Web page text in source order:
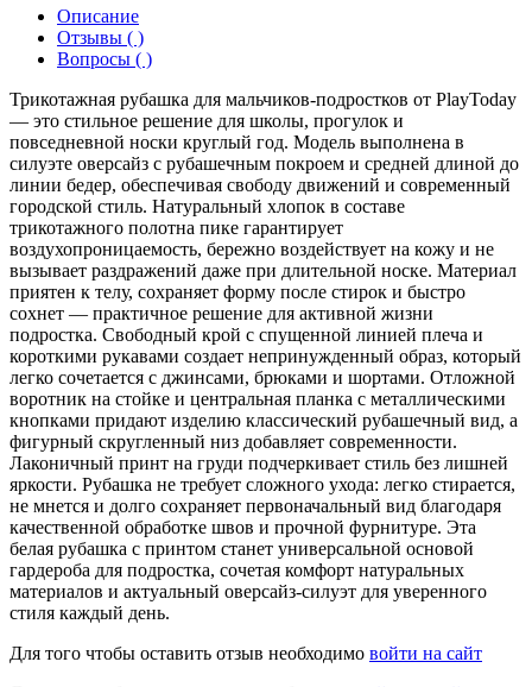
Описание
Отзывы ( )
Вопросы ( )
Трикотажная рубашка для мальчиков-подростков от PlayToday
— это стильное решение для школы, прогулок и
повседневной носки круглый год. Модель выполнена в
силуэте оверсайз с рубашечным покроем и средней длиной до
линии бедер, обеспечивая свободу движений и современный
городской стиль. Натуральный хлопок в составе
трикотажного полотна пике гарантирует
воздухопроницаемость, бережно воздействует на кожу и не
вызывает раздражений даже при длительной носке. Материал
приятен к телу, сохраняет форму после стирок и быстро
сохнет — практичное решение для активной жизни
подростка. Свободный крой с спущенной линией плеча и
короткими рукавами создает непринужденный образ, который
легко сочетается с джинсами, брюками и шортами. Отложной
воротник на стойке и центральная планка с металлическими
кнопками придают изделию классический рубашечный вид, а
фигурный скругленный низ добавляет современности.
Лаконичный принт на груди подчеркивает стиль без лишней
яркости. Рубашка не требует сложного ухода: легко стирается,
не мнется и долго сохраняет первоначальный вид благодаря
качественной обработке швов и прочной фурнитуре. Эта
белая рубашка с принтом станет универсальной основой
гардероба для подростка, сочетая комфорт натуральных
материалов и актуальный оверсайз-силуэт для уверенного
стиля каждый день.
Для того чтобы оставить отзыв необходимо войти на сайт